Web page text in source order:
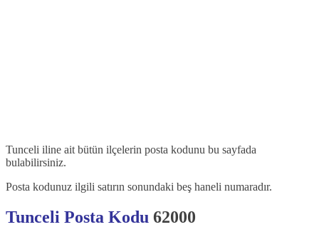
Tunceli iline ait bütün ilçelerin posta kodunu bu sayfada
bulabilirsiniz.
Posta kodunuz ilgili satırın sonundaki beş haneli numaradır.
Tunceli Posta Kodu 62000